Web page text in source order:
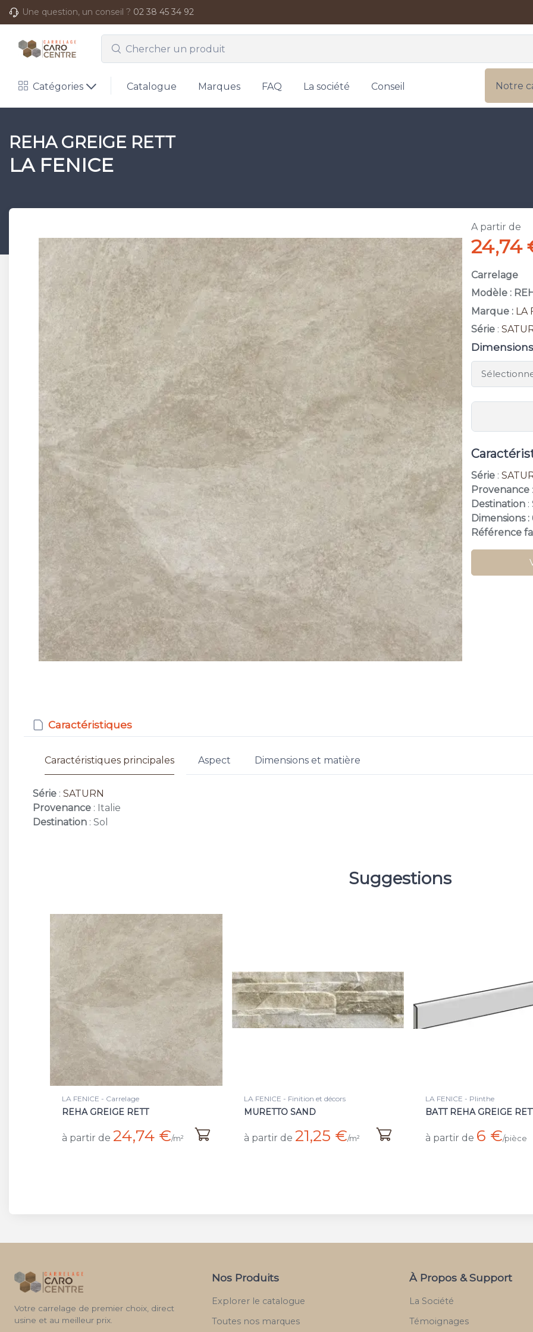
Une question, un conseil ? 02 38 45 34 92
Catégories Catalogue Marques FAQ La société Conseil Notre
REHA GREIGE RETT
LA FENICE
A partir de
24,74
Carrelage
Modèle :
Marque : LA
Série :
Dimensions
Série :
Provenance
Destination :
Dimensions
Référence
Caractéristiques
Caractéristiques principales Aspect Dimensions et matière
Série : SATURN
Provenance : Italie
Destination : Sol
Suggestions
LA FENICE - Carrelage
REHA GREIGE RETT
à partir de 24,74 €/m²
LA FENICE - Finition et décors
MURETTO SAND
à partir de 21,25 €/m²
LA FENICE - Plinthe
BATT REHA GREIGE
à partir de 6 €/pièce
Votre carrelage de premier choix, direct
usine et au meilleur prix.
Nos Produits
Explorer le catalogue
Toutes nos marques
À Propos & Support
La Société
Témoignages